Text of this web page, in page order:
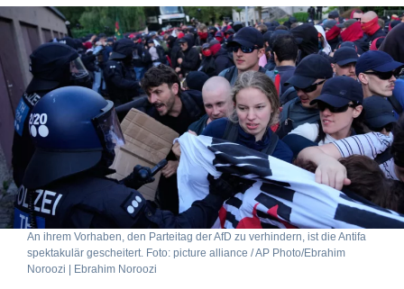
An ihrem Vorhaben, den Parteitag der AfD zu verhindern, ist die Antifa
spektakulär gescheitert. Foto: picture alliance / AP Photo/Ebrahim
Noroozi | Ebrahim Noroozi